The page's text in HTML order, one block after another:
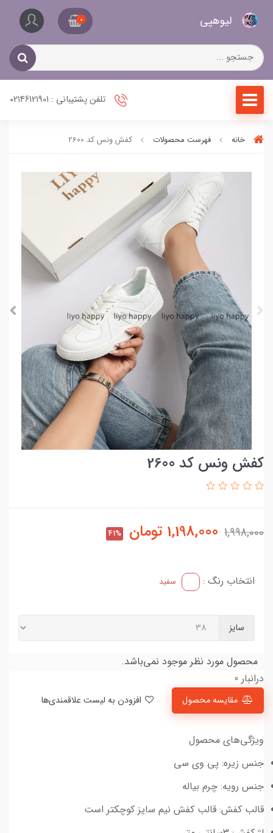
لیو‌هپی 0
تلفن پشتیبانی : 02146121901
خانه فهرست محصولات کفش ونس کد 2600
کفش ونس کد 2600
1,998,000
1,198,000 تومان 41%
انتخاب رنگ : سفید
سایز
محصول مورد نظر موجود نمی‌باشد.
درانبار 0
مقایسه محصول
ویژگی‌های محصول
جنس زیره: پی وی سی
جنس رویه: چرم بیاله
قالب کفش: قالب کفش نیم سایز کوچکتر است